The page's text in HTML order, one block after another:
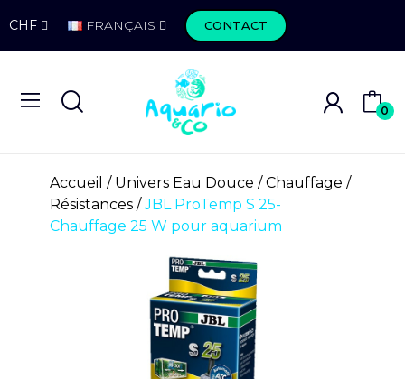
CHF FRANÇAIS CONTACT
0
Accueil Univers Eau Douce
Chauffage
Résistances
JBL ProTemp S 25-
Chauffage 25 W pour aquarium